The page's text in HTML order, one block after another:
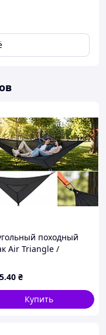
походный
Air Triangle /
гамак
.40 ₴
Купить